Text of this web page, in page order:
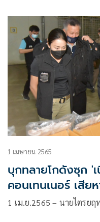
1 เมษายน 2565
บุกทลายโกดังซุก '
คอนเทนเนอร์ เสีย
1 เม.ย.​2565 – นายไตรย